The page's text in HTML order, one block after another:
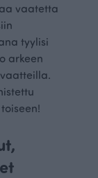
vaatetta
tyylisi
arkeen